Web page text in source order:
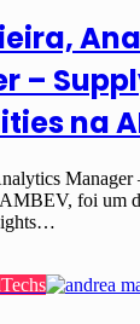
–
na
foi um